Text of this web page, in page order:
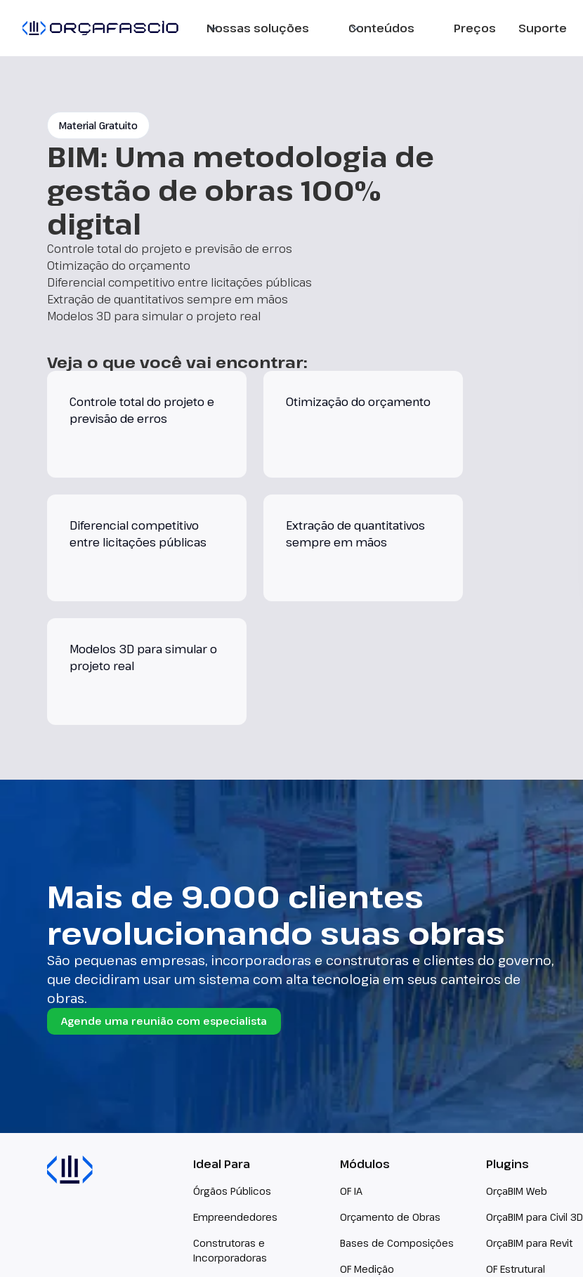
Nossas soluções Conteúdos Preços Suporte
Material Gratuito
BIM: Uma metodologia de
gestão de obras 100%
digital
Controle total do projeto e previsão de erros
Otimização do orçamento
Diferencial competitivo entre licitações públicas
Extração de quantitativos sempre em mãos
Modelos 3D para simular o projeto real
Veja o que você vai encontrar:
Controle total do projeto e
previsão de erros
Otimização do orçamento
Diferencial competitivo
entre licitações públicas
Extração de quantitativos
sempre em mãos
Modelos 3D para simular o
projeto real
Mais de 9.000 clientes
revolucionando suas obras
São pequenas empresas, incorporadoras e construtoras e clientes do governo,
que decidiram usar um sistema com alta tecnologia em seus canteiros de
obras.
Agende uma reunião com especialista
Ideal Para
Órgãos Públicos
Empreendedores
Construtoras e
Incorporadoras
Módulos
OF IA
Orçamento de Obras
Bases de Composições
OF Medição
Plugins
OrçaBIM Web
OrçaBIM para Civil 3D
OrçaBIM para Revit
OF Estrutural